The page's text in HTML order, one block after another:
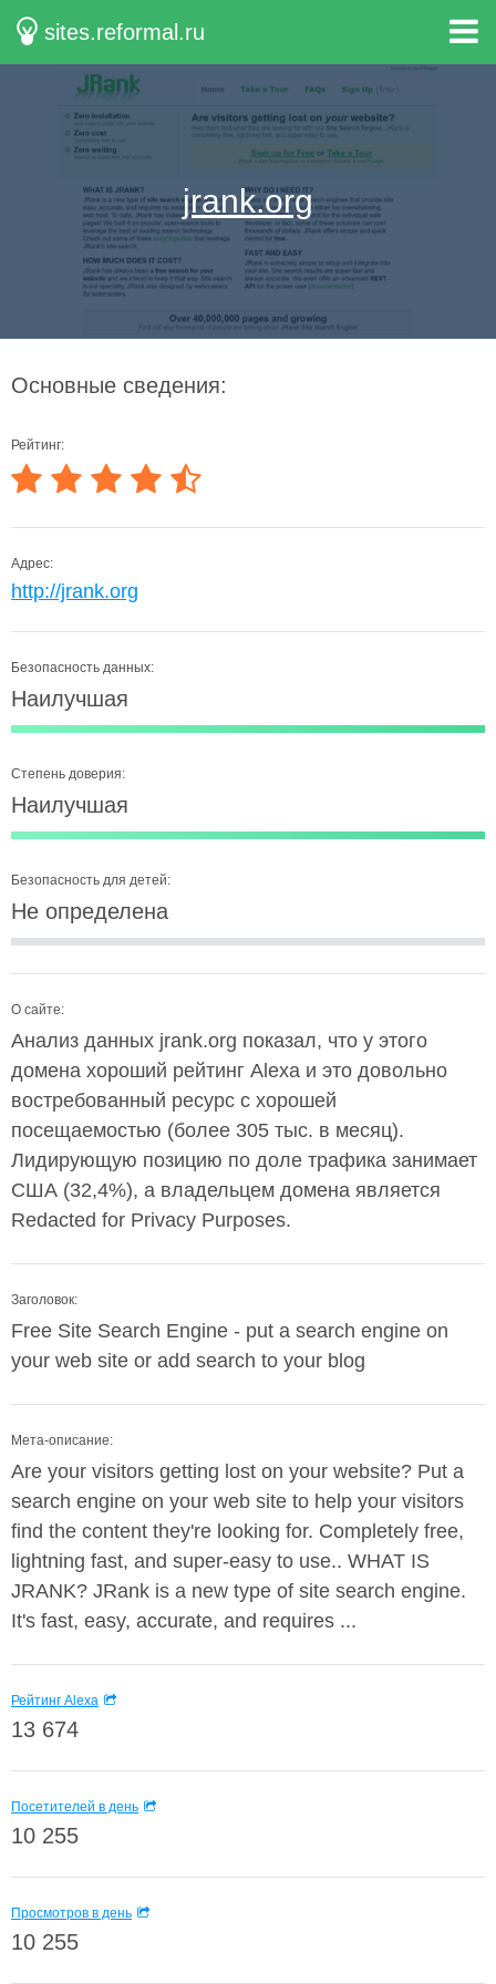
sites.reformal.ru
jrank.org
Основные сведения:
Рейтинг:
Адрес:
http://jrank.org
Безопасность данных:
Наилучшая
Степень доверия:
Наилучшая
Безопасность для детей:
Не определена
О сайте:
Анализ данных jrank.org показал, что у этого
домена хороший рейтинг Alexa и это довольно
востребованный ресурс с хорошей
посещаемостью (более 305 тыс. в месяц).
Лидирующую позицию по доле трафика занимает
США (32,4%), а владельцем домена является
Redacted for Privacy Purposes.
Заголовок:
Free Site Search Engine - put a search engine on
your web site or add search to your blog
Мета-описание:
Are your visitors getting lost on your website? Put a
search engine on your web site to help your visitors
find the content they're looking for. Completely free,
lightning fast, and super-easy to use.. WHAT IS
JRANK? JRank is a new type of site search engine.
It's fast, easy, accurate, and requires ...
Рейтинг Alexa
13 674
Посетителей в день
10 255
Просмотров в день
10 255